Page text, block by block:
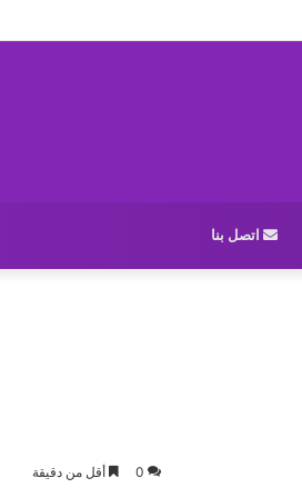
اتصل بنا
0 أقل من دقيقة